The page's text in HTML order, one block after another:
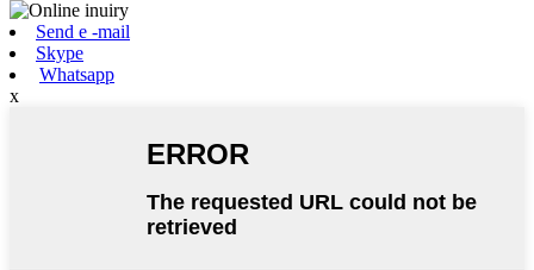
Send e -mail
Skype
Whatsapp
x